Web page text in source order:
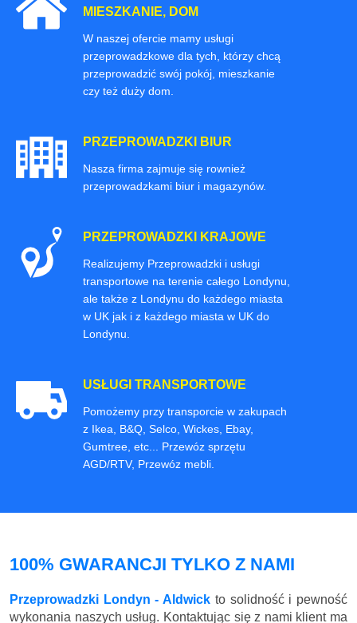
MIESZKANIE, DOM
W naszej ofercie mamy usługi
przeprowadzkowe dla tych, którzy chcą
przeprowadzić swój pokój, mieszkanie
czy też duży dom.
PRZEPROWADZKI BIUR
Nasza firma zajmuje się rownież
przeprowadzkami biur i magazynów.
PRZEPROWADZKI KRAJOWE
Realizujemy Przeprowadzki i usługi
transportowe na terenie całego Londynu,
ale także z Londynu do każdego miasta
w UK jak i z każdego miasta w UK do
Londynu.
USŁUGI TRANSPORTOWE
Pomożemy przy transporcie w zakupach
z Ikea, B&Q, Selco, Wickes, Ebay,
Gumtree, etc... Przewóz sprzętu
AGD/RTV, Przewóz mebli.
100% GWARANCJI TYLKO Z NAMI
Przeprowadzki Londyn - Aldwick to solidność i pewność
wykonania naszych usług. Kontaktując się z nami klient ma